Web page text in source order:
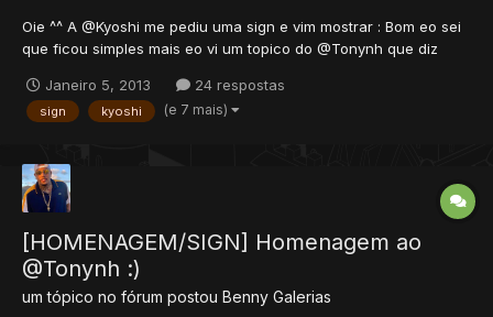
Oie ^^ A @Kyoshi me pediu uma sign e vim mostrar : Bom eo sei
que ficou simples mais eo vi um topico do @Tonynh que diz
Janeiro 5, 2013
24 respostas
sign kyoshi (e 7 mais)
[HOMENAGEM/SIGN] Homenagem ao
@Tonynh :)
um tópico no fórum postou Benny Galerias